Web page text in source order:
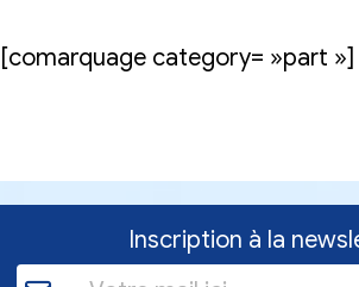
[comarquage category= »part »]
Inscription à la